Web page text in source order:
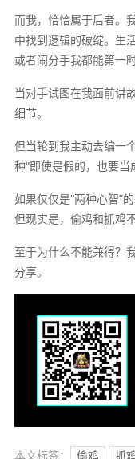
而我，恰恰属于后者。
中找到逻辑的破绽。生
或者闹分手我都能第一
当对手试图在我面前讲
细节。
但当轮到我主动去编一
种“即使是假的，也要当
如果仅仅是“两种心智”
但现实是，偷鸡和抓鸡
至于为什么不能兼得？
分享。
本文标签： 偷鸡 抓